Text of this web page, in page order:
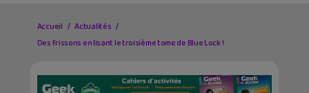
Accueil
Actualités
Des frissons en lisant le troisième tome de Blue Lock !